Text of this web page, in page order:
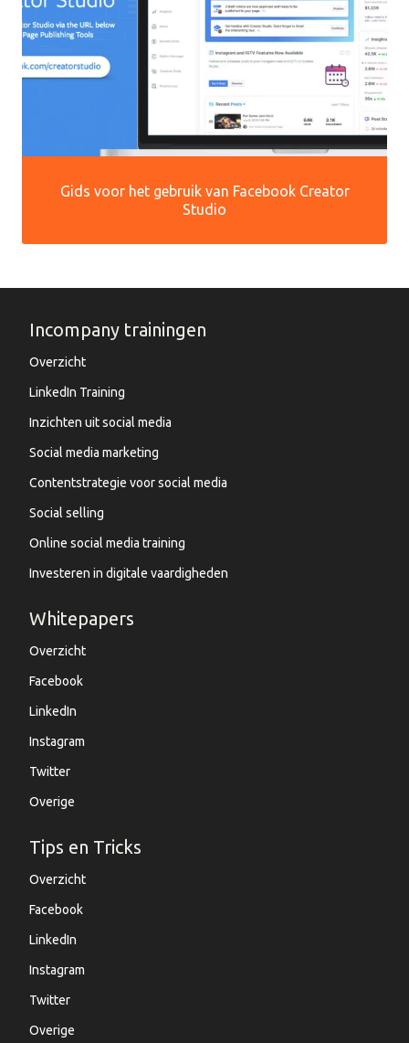
Gids voor het gebruik van Facebook Creator
Studio
Incompany trainingen
Overzicht
LinkedIn Training
Inzichten uit social media
Social media marketing
Contentstrategie voor social media
Social selling
Online social media training
Investeren in digitale vaardigheden
Whitepapers
Overzicht
Facebook
LinkedIn
Instagram
Twitter
Overige
Tips en Tricks
Overzicht
Facebook
LinkedIn
Instagram
Twitter
Overige